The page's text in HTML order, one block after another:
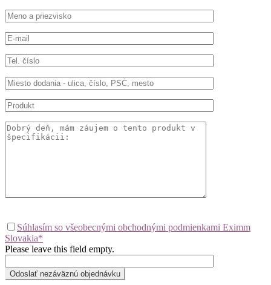
Súhlasím so všeobecnými obchodnými podmienkami Eximm
Slovakia*
Please leave this field empty.